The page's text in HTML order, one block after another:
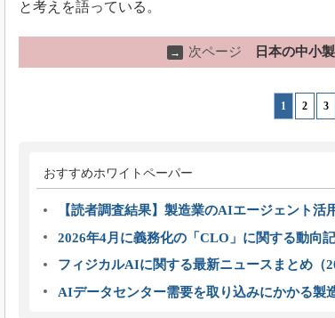
と考えを語っている。
→ 次ページ 日本の中小
1 2 3
おすすめホワイトペーパー
【読者調査結果】製造業のAIエージェント活
2026年4月に義務化の「CLO」に関する動向
フィジカルAIに関する最新ニュースまとめ（
AIデータセンター需要を取り込みにかかる製